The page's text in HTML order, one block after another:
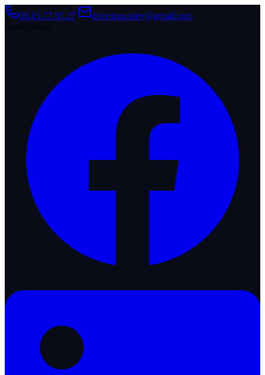
06.15.77.85.27
direction.edev@gmail.com